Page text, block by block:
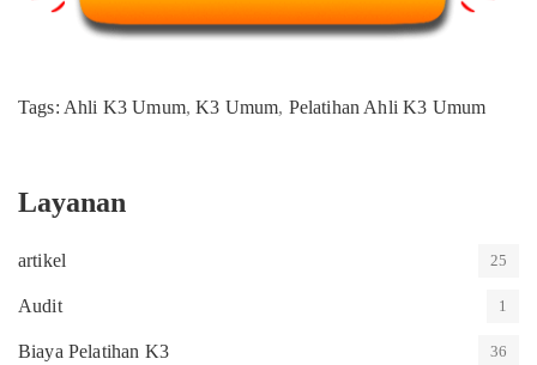
Tags: Ahli K3 Umum,K3 Umum, Pelatihan Ahli K3 Umum
Layanan
artikel 25
Audit 1
Biaya Pelatihan K3 36